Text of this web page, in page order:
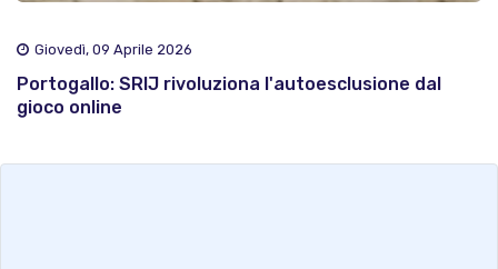
Giovedì, 09 Aprile 2026
Portogallo: SRIJ rivoluziona l'autoesclusione dal
gioco online